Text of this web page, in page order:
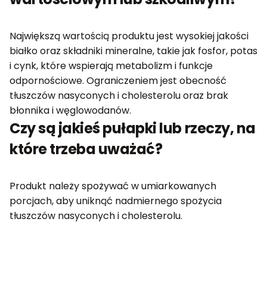
Największą wartością produktu jest wysokiej jakości
białko oraz składniki mineralne, takie jak fosfor, potas
i cynk, które wspierają metabolizm i funkcje
odpornościowe. Ograniczeniem jest obecność
tłuszczów nasyconych i cholesterolu oraz brak
błonnika i węglowodanów.
Czy są jakieś pułapki lub rzeczy, na
które trzeba uważać?
Produkt należy spożywać w umiarkowanych
porcjach, aby uniknąć nadmiernego spożycia
tłuszczów nasyconych i cholesterolu.